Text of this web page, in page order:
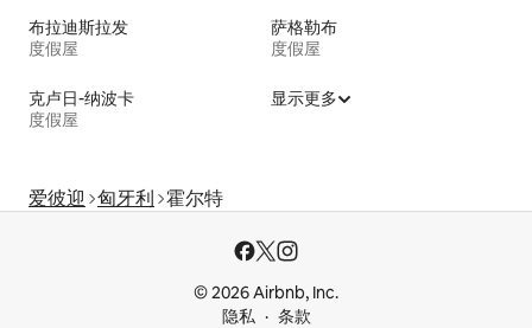
布拉迪斯拉发
度假屋
萨格勒布
度假屋
克卢日-纳波卡
度假屋
显示更多
爱彼迎 匈牙利 霍尔特
© 2026 Airbnb, Inc.
隐私
条款